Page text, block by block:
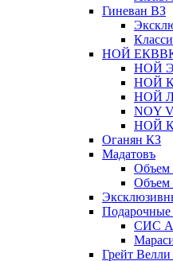
Гиневан ВЗ
НОЙ
НОЙ
НОЙ
НОЙ
NOY
НОЙ
Оганян КЗ
Мадатовъ
Объем
Объем
Подарочные
СИС
Грейт